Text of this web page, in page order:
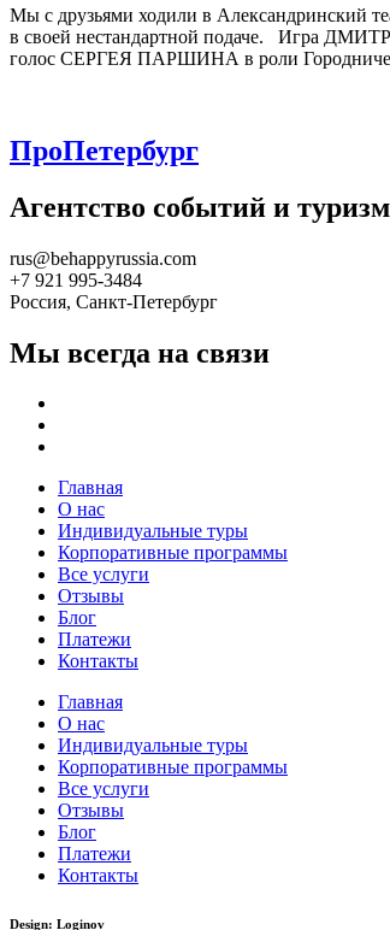
Мы с друзьями ходили в Александринский
в своей нестандартной подаче. Игра
голос СЕРГЕЯ ПАРШИНА в роли
ПроПетербург
Агентство событий и
rus@behappyrussia.com
+7 921 995-3484
Россия, Санкт-Петербург
Мы всегда на связи
Главная
О нас
Индивидуальные туры
Корпоративные программы
Все услуги
Отзывы
Блог
Платежи
Контакты
Главная
О нас
Индивидуальные туры
Корпоративные программы
Все услуги
Отзывы
Блог
Платежи
Контакты
Design: Loginov